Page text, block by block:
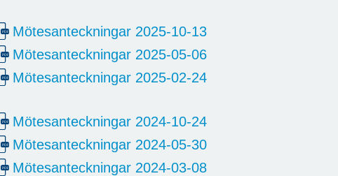
Mötesanteckningar 2025-10-13
Mötesanteckningar 2025-05-06
Mötesanteckningar 2025-02-24
Mötesanteckningar 2024-10-24
Mötesanteckningar 2024-05-30
Mötesanteckningar 2024-03-08